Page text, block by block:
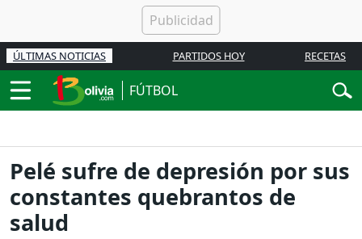
ÚLTIMAS NOTICIAS PARTIDOS HOY RECETAS
FÚTBOL
Pelé sufre de depresión por sus
constantes quebrantos de
salud